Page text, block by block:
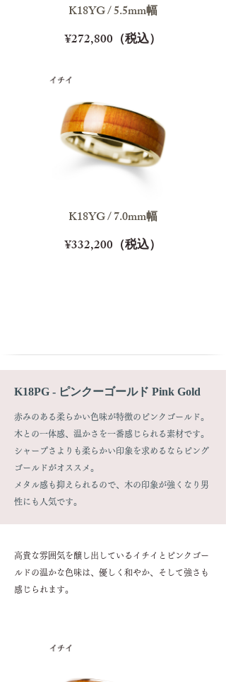
K18YG / 5.5mm幅
¥272,800（税込）
K18YG / 7.0mm幅
¥332,200（税込）
K18PG - ピンクーゴールド Pink Gold
赤みのある柔らかい色味が特徴のピンクゴールド。
木との一体感、温かさを一番感じられる素材です。
シャープさよりも柔らかい印象を求めるならピング
ゴールドがオススメ。
メタル感も抑えられるので、木の印象が強くなり男
性にも人気です。
高貴な雰囲気を醸し出しているイチイとピンクゴー
ルドの温かな色味は、優しく和やか、そして強さも
感じられます。